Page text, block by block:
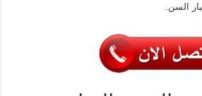
السن.